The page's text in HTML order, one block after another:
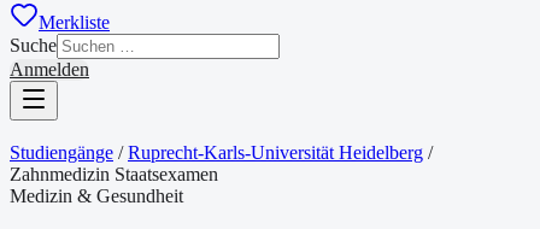
Merkliste
Suche
Anmelden
Studiengänge / Ruprecht-Karls-Universität Heidelberg /
Zahnmedizin Staatsexamen
Medizin & Gesundheit